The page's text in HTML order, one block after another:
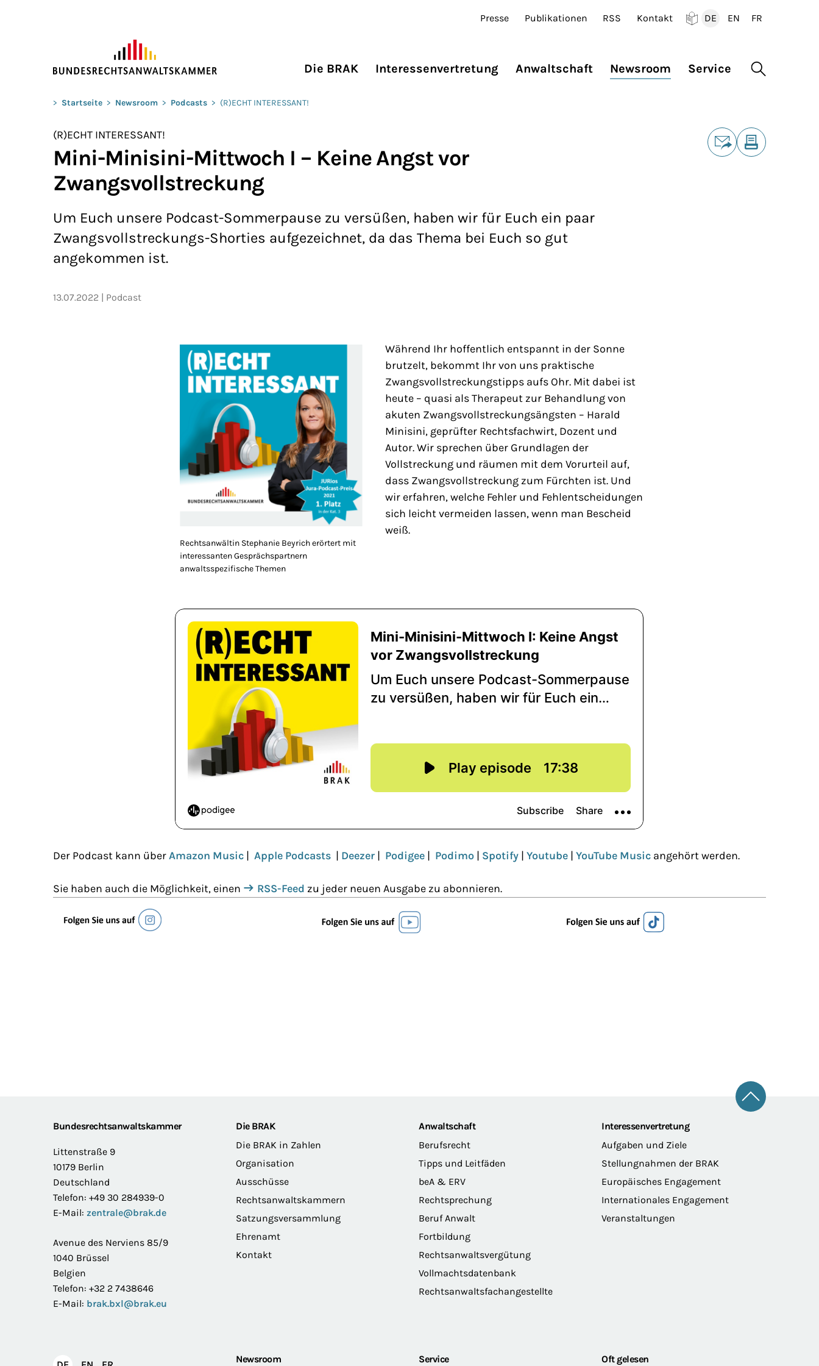
Presse Publikationen RSS Kontakt
DE
EN
FR
Die BRAK Interessenvertretung Anwaltschaft Newsroom Service Suche
Sie befinden sich hier:
> Startseite > Newsroom > Podcasts > (R)ECHT INTERESSANT!
(R)ECHT INTERESSANT!
Mini-Minisini-Mittwoch I – Keine Angst vor
Zwangsvollstreckung
Um Euch unsere Podcast-Sommerpause zu versüßen, haben wir für Euch ein paar
Zwangsvollstreckungs-Shorties aufgezeichnet, da das Thema bei Euch so gut
angekommen ist.
13.07.2022 Podcast
Rechtsanwältin Stephanie Beyrich erörtert mit
interessanten Gesprächspartnern
anwaltsspezifische Themen
Während Ihr hoffentlich entspannt in der Sonne
brutzelt, bekommt Ihr von uns praktische
Zwangsvollstreckungstipps aufs Ohr. Mit dabei ist
heute – quasi als Therapeut zur Behandlung von
akuten Zwangsvollstreckungsängsten – Harald
Minisini, geprüfter Rechtsfachwirt, Dozent und
Autor. Wir sprechen über Grundlagen der
Vollstreckung und räumen mit dem Vorurteil auf,
dass Zwangsvollstreckung zum Fürchten ist. Und
wir erfahren, welche Fehler und Fehlentscheidungen
sich leicht vermeiden lassen, wenn man Bescheid
weiß.
Der Podcast kann überAmazon Music | Apple Podcasts | Deezer | Podigee | Podimo | Spotify | Youtube | YouTube Music angehört werden.
Sie haben auch die Möglichkeit, einen RSS-Feed zu jeder neuen Ausgabe zu abonnieren.
Footer
Zum
Bundesrechtsanwaltskammer
Littenstraße 9
10179 Berlin
Deutschland
Telefon: +49 30 284939-0
E-Mail: zentrale@brak.de
Avenue des Nerviens 85/9
1040 Brüssel
Belgien
Telefon: +32 2 7438646
E-Mail: brak.bxl@brak.eu
Die BRAK
Die BRAK in Zahlen
Organisation
Ausschüsse
Rechtsanwaltskammern
Satzungsversammlung
Ehrenamt
Kontakt
Anwaltschaft
Berufsrecht
Tipps und Leitfäden
beA & ERV
Rechtsprechung
Beruf Anwalt
Fortbildung
Rechtsanwaltsvergütung
Vollmachtsdatenbank
Rechtsanwaltsfachangestellte
Interessenvertretung
Aufgaben und Ziele
Stellungnahmen der BRAK
Europäisches Engagement
Internationales Engagement
Veranstaltungen
English Newsroom Service Oft gelesen